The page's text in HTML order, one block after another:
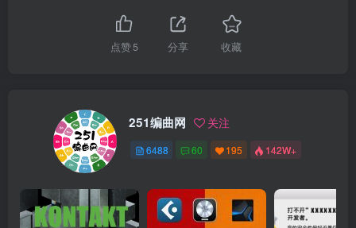
点赞5 分享 收藏
251编曲网 关注
6488 60 195 142W+